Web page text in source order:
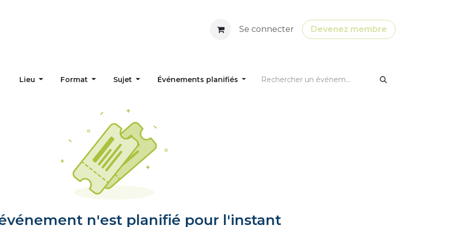
Se connecter Devenez membre
Lieu Format Sujet Événements planifiés
n'est planifié pour l'instant